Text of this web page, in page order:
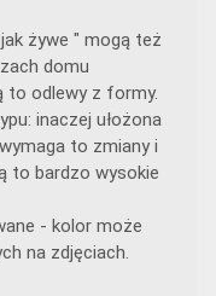
żywe " mogą też
domu
to odlewy z formy.
inaczej ułożona
to zmiany i
to bardzo wysokie
- kolor może
na zdjęciach.